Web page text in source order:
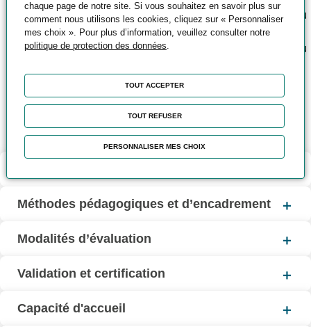
Réaliser, à partir d'un plan, l'usinage de pièces unitaires ou
de petites séries sur tour à commande numérique
Réaliser, à partir d'un plan, l'usinage de pièces unitaires ou
Préparer et mettre au point des productions en usinage à
partir de définitions de formes numériques
Contribuer à l’optimisation d’une fabrication
Méthodes pédagogiques et d’encadrement
Modalités d’évaluation
Validation et certification
Capacité d'accueil
chaque page de notre site. Si vous souhaitez en savoir plus sur
comment nous utilisons les cookies, cliquez sur « Personnaliser
mes choix ». Pour plus d’information, veuillez consulter notre
politique de protection des données.
TOUT ACCEPTER
TOUT REFUSER
PERSONNALISER MES CHOIX